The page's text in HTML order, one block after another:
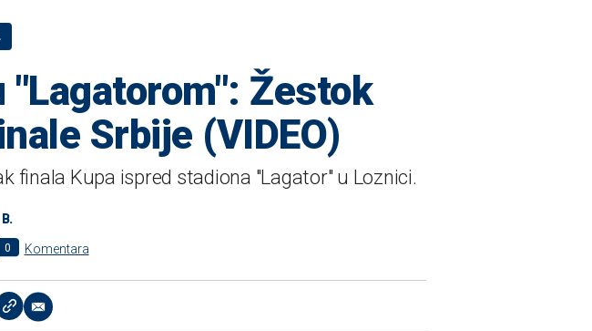
Žestok
Srbije (VIDEO)
finala Kupa ispred stadiona "Lagator" u Loznici.
B.
0 Komentara